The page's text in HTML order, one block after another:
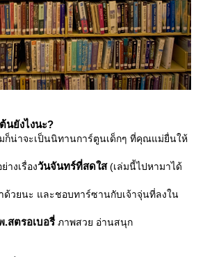
นยังไงนะ?
ก็น่าจะเป็นนิทานการ์ตูนเด็กๆ ที่คุณแม่ยื่นให้
างเรื่องวันจันทร์ที่สดใส(เล่มนี้ไปหามาได้
ด้วยนะ และชอบทาร์ซานกับเจ้าจุ่นที่ลงใน
.สตรอเบอรี่ภาพสวย อ่านสนุก